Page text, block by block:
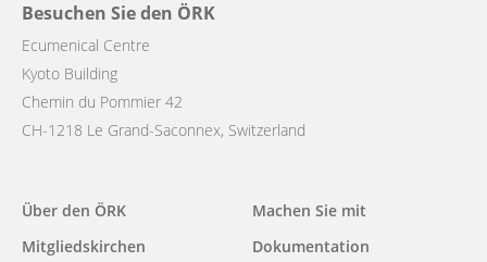
Besuchen Sie den ÖRK
Ecumenical Centre
Kyoto Building
Chemin du Pommier 42
CH-1218 Le Grand-Saconnex, Switzerland
Main
navigation
Über den ÖRK
Mitgliedskirchen
Machen Sie mit
Dokumentation